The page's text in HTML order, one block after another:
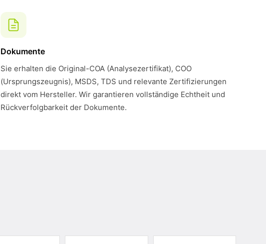
Dokumente
Sie erhalten die Original-COA (Analysezertifikat), COO
(Ursprungszeugnis), MSDS, TDS und relevante Zertifizierungen
direkt vom Hersteller. Wir garantieren vollständige Echtheit und
Rückverfolgbarkeit der Dokumente.